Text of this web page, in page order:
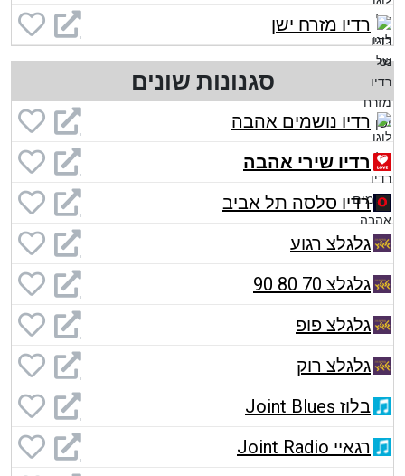
רדיו מזרח ישן
סגנונות שונים
רדיו נושמים אהבה
רדיו שירי אהבה
רדיו סלסה תל אביב
גלגלצ רגוע
גלגלצ 70 80 90
גלגלצ פופ
גלגלצ רוק
בלוז Joint Blues
רגאיי Joint Radio